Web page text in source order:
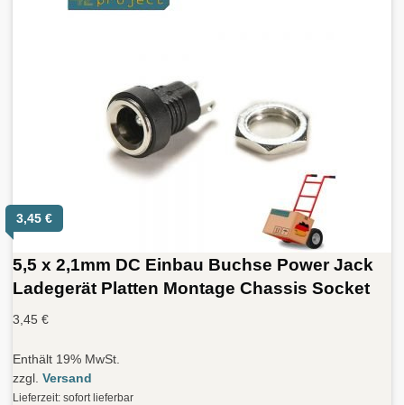
3,45 €
5,5 x 2,1mm DC Einbau Buchse Power Jack
Ladegerät Platten Montage Chassis Socket
3,45 €
Enthält 19% MwSt.
zzgl. Versand
Lieferzeit: sofort lieferbar